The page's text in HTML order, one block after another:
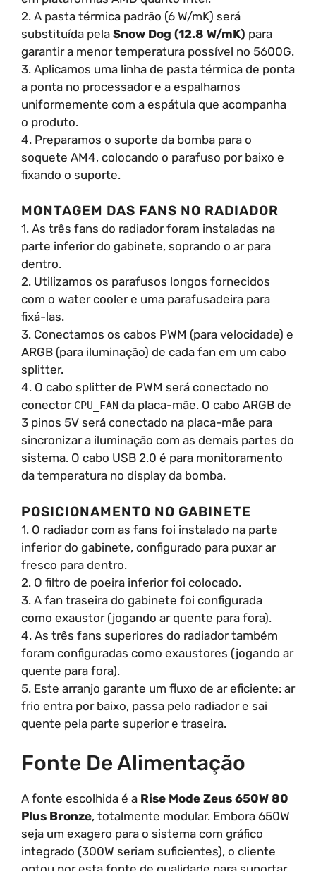
2. A pasta térmica padrão (6 W/mK) será
substituída pela Snow Dog (12.8 W/mK) para
garantir a menor temperatura possível no 5600G.
3. Aplicamos uma linha de pasta térmica de ponta
a ponta no processador e a espalhamos
uniformemente com a espátula que acompanha
o produto.
4. Preparamos o suporte da bomba para o
soquete AM4, colocando o parafuso por baixo e
fixando o suporte.
MONTAGEM DAS FANS NO RADIADOR
1. As três fans do radiador foram instaladas na
parte inferior do gabinete, soprando o ar para
dentro.
2. Utilizamos os parafusos longos fornecidos
com o water cooler e uma parafusadeira para
fixá-las.
3. Conectamos os cabos PWM (para velocidade) e
ARGB (para iluminação) de cada fan em um cabo
splitter.
4. O cabo splitter de PWM será conectado no
conector CPU_FAN da placa-mãe. O cabo ARGB de
3 pinos 5V será conectado na placa-mãe para
sincronizar a iluminação com as demais partes do
sistema. O cabo USB 2.0 é para monitoramento
da temperatura no display da bomba.
POSICIONAMENTO NO GABINETE
1. O radiador com as fans foi instalado na parte
inferior do gabinete, configurado para puxar ar
fresco para dentro.
2. O filtro de poeira inferior foi colocado.
3. A fan traseira do gabinete foi configurada
como exaustor (jogando ar quente para fora).
4. As três fans superiores do radiador também
foram configuradas como exaustores (jogando ar
quente para fora).
5. Este arranjo garante um fluxo de ar eficiente: ar
frio entra por baixo, passa pelo radiador e sai
quente pela parte superior e traseira.
Fonte De Alimentação
A fonte escolhida é a Rise Mode Zeus 650W 80
Plus Bronze, totalmente modular. Embora 650W
seja um exagero para o sistema com gráfico
integrado (300W seriam suficientes), o cliente